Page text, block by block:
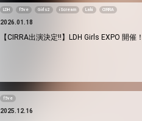
LDH f5ve Girls2 iScream Laki CIRRA
2026.01.18
【CIRRA出演決定!!】LDH Girls EXPO 開催！
f5ve
2025.12.16